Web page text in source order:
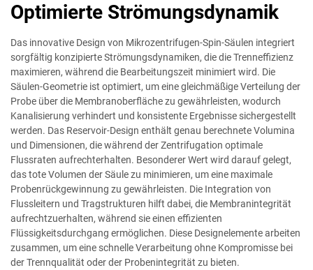
Optimierte Strömungsdynamik
Das innovative Design von Mikrozentrifugen-Spin-Säulen integriert
sorgfältig konzipierte Strömungsdynamiken, die die Trenneffizienz
maximieren, während die Bearbeitungszeit minimiert wird. Die
Säulen-Geometrie ist optimiert, um eine gleichmäßige Verteilung der
Probe über die Membranoberfläche zu gewährleisten, wodurch
Kanalisierung verhindert und konsistente Ergebnisse sichergestellt
werden. Das Reservoir-Design enthält genau berechnete Volumina
und Dimensionen, die während der Zentrifugation optimale
Flussraten aufrechterhalten. Besonderer Wert wird darauf gelegt,
das tote Volumen der Säule zu minimieren, um eine maximale
Probenrückgewinnung zu gewährleisten. Die Integration von
Flussleitern und Tragstrukturen hilft dabei, die Membranintegrität
aufrechtzuerhalten, während sie einen effizienten
Flüssigkeitsdurchgang ermöglichen. Diese Designelemente arbeiten
zusammen, um eine schnelle Verarbeitung ohne Kompromisse bei
der Trennqualität oder der Probenintegrität zu bieten.